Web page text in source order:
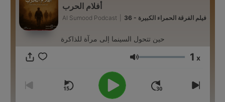
أفلام الحرب
Al Sumood Podcast 36 - فيلم الفرقة الحمراء الكبيرة
حين تتحول السينما إلى مرآة للذاكرة
Głośność 1 x